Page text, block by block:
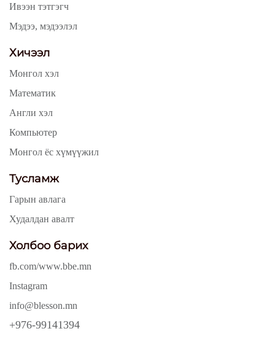
Ивээн тэтгэгч
Мэдээ, мэдээлэл
Хичээл
Монгол хэл
Математик
Англи хэл
Компьютер
Монгол ёс хүмүүжил
Тусламж
Гарын авлага
Худалдан авалт
Холбоо барих
fb.com/www.bbe.mn
Instagram
info@blesson.mn
+976-99141394